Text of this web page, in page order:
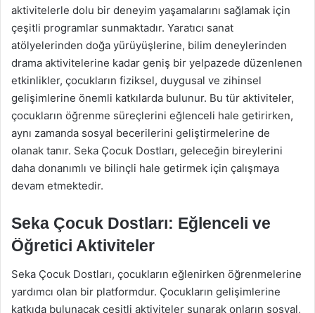
aktivitelerle dolu bir deneyim yaşamalarını sağlamak için
çeşitli programlar sunmaktadır. Yaratıcı sanat
atölyelerinden doğa yürüyüşlerine, bilim deneylerinden
drama aktivitelerine kadar geniş bir yelpazede düzenlenen
etkinlikler, çocukların fiziksel, duygusal ve zihinsel
gelişimlerine önemli katkılarda bulunur. Bu tür aktiviteler,
çocukların öğrenme süreçlerini eğlenceli hale getirirken,
aynı zamanda sosyal becerilerini geliştirmelerine de
olanak tanır. Seka Çocuk Dostları, geleceğin bireylerini
daha donanımlı ve bilinçli hale getirmek için çalışmaya
devam etmektedir.
Seka Çocuk Dostları: Eğlenceli ve
Öğretici Aktiviteler
Seka Çocuk Dostları, çocukların eğlenirken öğrenmelerine
yardımcı olan bir platformdur. Çocukların gelişimlerine
katkıda bulunacak çeşitli aktiviteler sunarak onların sosyal,